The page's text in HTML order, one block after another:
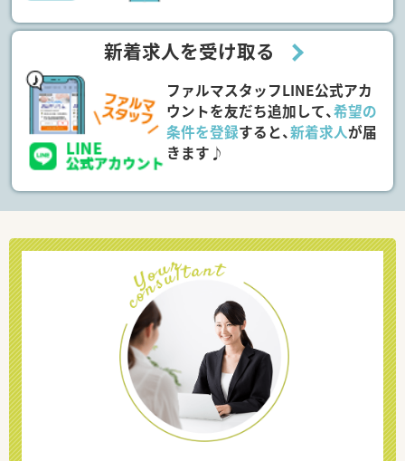
新着求人を受け取る
ファルマスタッフLINE公式アカ
ウントを友だち追加して、希望の
条件を登録すると、新着求人が届
きます♪